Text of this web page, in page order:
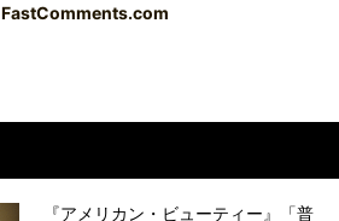
FastComments.com
『アメリカン・ビューティー』「普